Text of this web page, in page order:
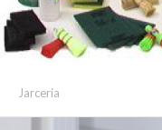
Jarceria